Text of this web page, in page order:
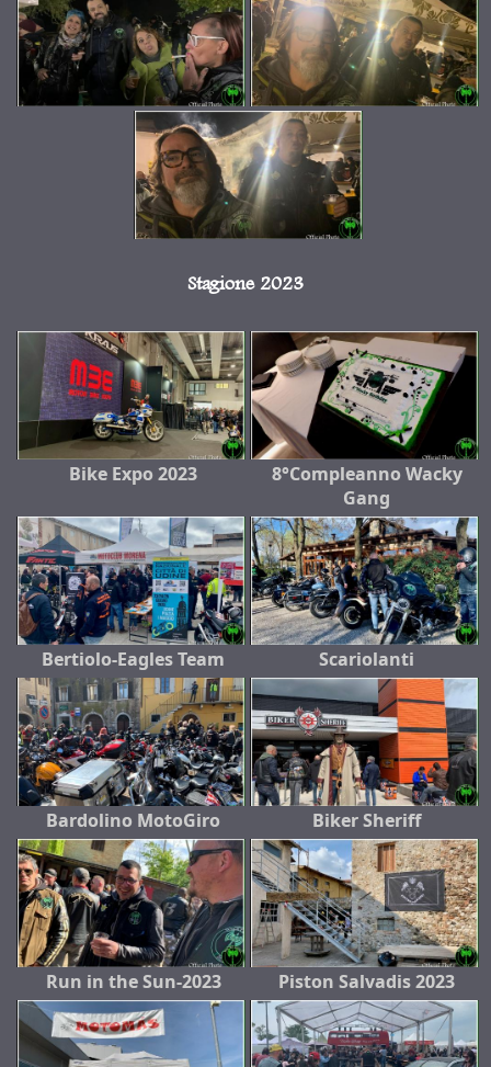
Stagione 2023
Bike Expo 2023
8°Compleanno Wacky
Gang
Bertiolo-Eagles Team Scariolanti
Bardolino MotoGiro Biker Sheriff
Run in the Sun-2023 Piston Salvadis 2023